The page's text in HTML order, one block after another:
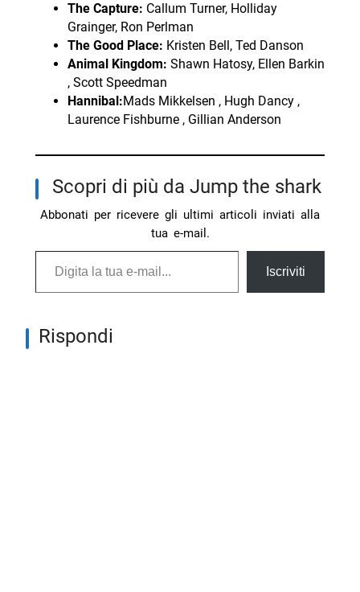
The Capture: Callum Turner, Holliday
Grainger, Ron Perlman
The Good Place: Kristen Bell, Ted Danson
Animal Kingdom: Shawn Hatosy, Ellen Barkin
, Scott Speedman
Hannibal:Mads Mikkelsen , Hugh Dancy ,
Laurence Fishburne , Gillian Anderson
Scopri di più da Jump the shark
Abbonati per ricevere gli ultimi articoli inviati alla
tua e-mail.
Digita la tua e-mail...
Iscriviti
Rispondi